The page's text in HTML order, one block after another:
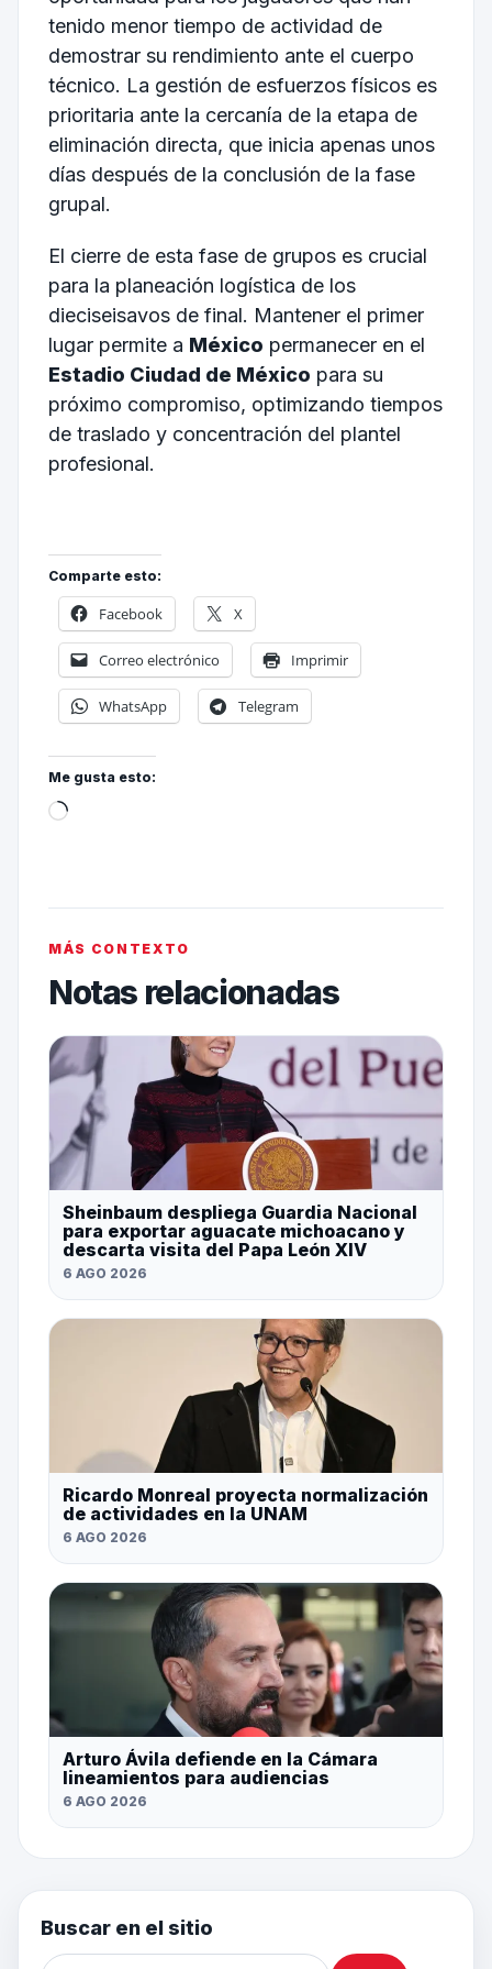
tenido menor tiempo de actividad de
demostrar su rendimiento ante el cuerpo
técnico. La gestión de esfuerzos físicos es
prioritaria ante la cercanía de la etapa de
eliminación directa, que inicia apenas unos
días después de la conclusión de la fase
grupal.
El cierre de esta fase de grupos es crucial
para la planeación logística de los
dieciseisavos de final. Mantener el primer
lugar permite a México permanecer en el
Estadio Ciudad de México para su
próximo compromiso, optimizando tiempos
de traslado y concentración del plantel
profesional.
Comparte esto:
Facebook X
Correo electrónico Imprimir
WhatsApp Telegram
Me gusta esto:
MÁS CONTEXTO
Notas relacionadas
Sheinbaum despliega Guardia Nacional
para exportar aguacate michoacano y
descarta visita del Papa León XIV
6 AGO 2026
Ricardo Monreal proyecta normalización
de actividades en la UNAM
6 AGO 2026
Arturo Ávila defiende en la Cámara
lineamientos para audiencias
6 AGO 2026
Buscar en el sitio